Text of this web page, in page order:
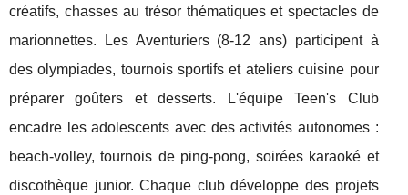
créatifs, chasses au trésor thématiques et spectacles de
marionnettes. Les Aventuriers (8-12 ans) participent à
des olympiades, tournois sportifs et ateliers cuisine pour
préparer goûters et desserts. L'équipe Teen's Club
encadre les adolescents avec des activités autonomes :
beach-volley, tournois de ping-pong, soirées karaoké et
discothèque junior. Chaque club développe des projets